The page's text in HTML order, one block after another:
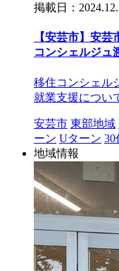
掲載日：
【安芸市】安
コンシェルジュ
移住コンシェル
就業支援につい
安芸市 東部地域
ーン Uターン 30
地域情報